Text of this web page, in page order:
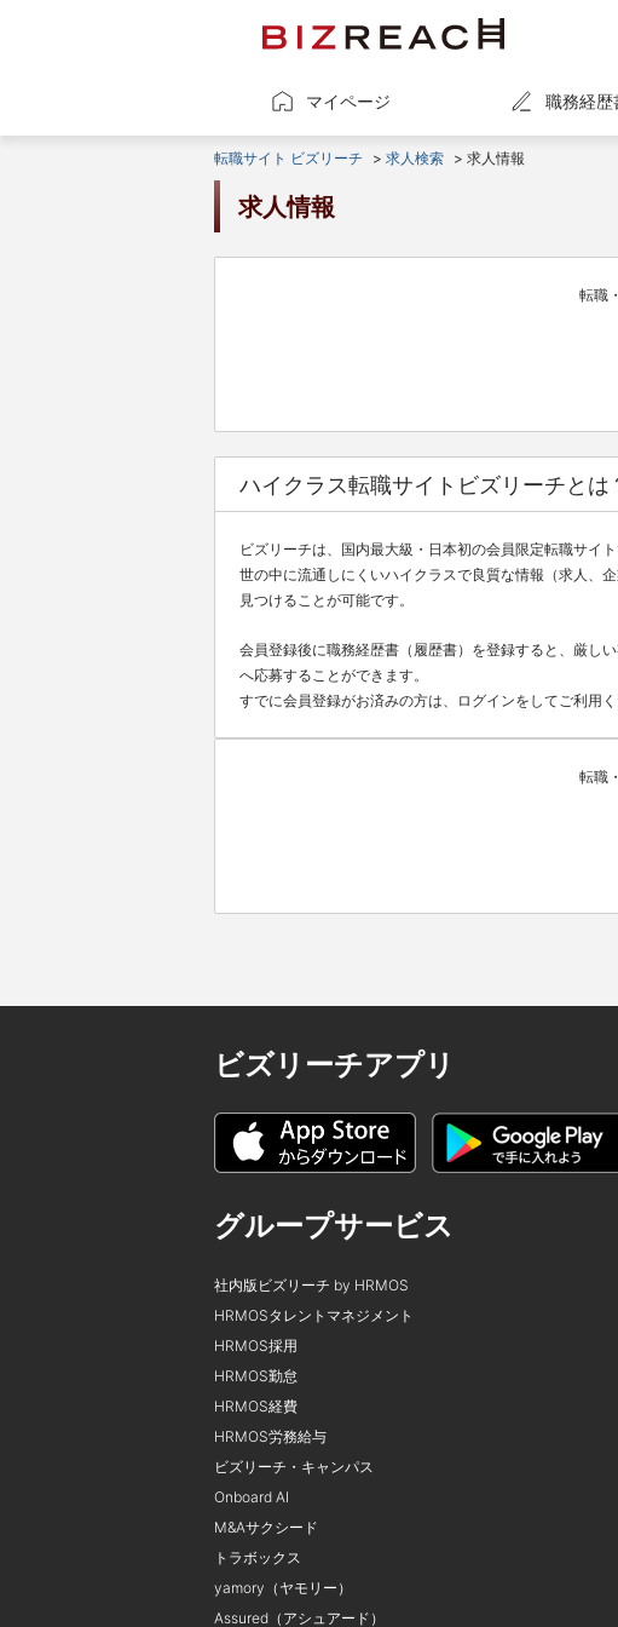
マイページ 職務経歴
転職サイト ビズリーチ > 求人検索 > 求人情報
求人情報
転職
ハイクラス転職サイトビズリーチとは
ビズリーチは、国内最大級・日本初の会員限定転職サイト
世の中に流通しにくいハイクラスで良質な情報（求人、
見つけることが可能です。
会員登録後に職務経歴書（履歴書）を登録すると、厳し
へ応募することができます。
すでに会員登録がお済みの方は、ログインをしてご利用く
転職
ビズリーチアプリ
グループサービス
社内版ビズリーチ by HRMOS
HRMOSタレントマネジメント
HRMOS採用
HRMOS勤怠
HRMOS経費
HRMOS労務給与
ビズリーチ・キャンパス
Onboard AI
M&Aサクシード
トラボックス
yamory（ヤモリー）
Assured（アシュアード）